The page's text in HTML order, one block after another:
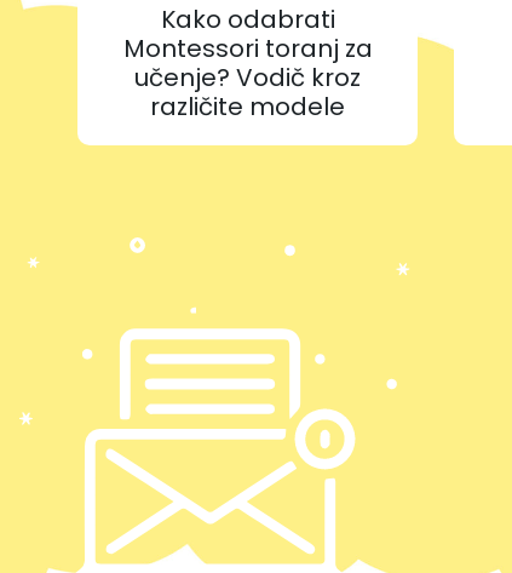
Kako odabrati
Montessori toranj za
učenje? Vodič kroz
različite modele